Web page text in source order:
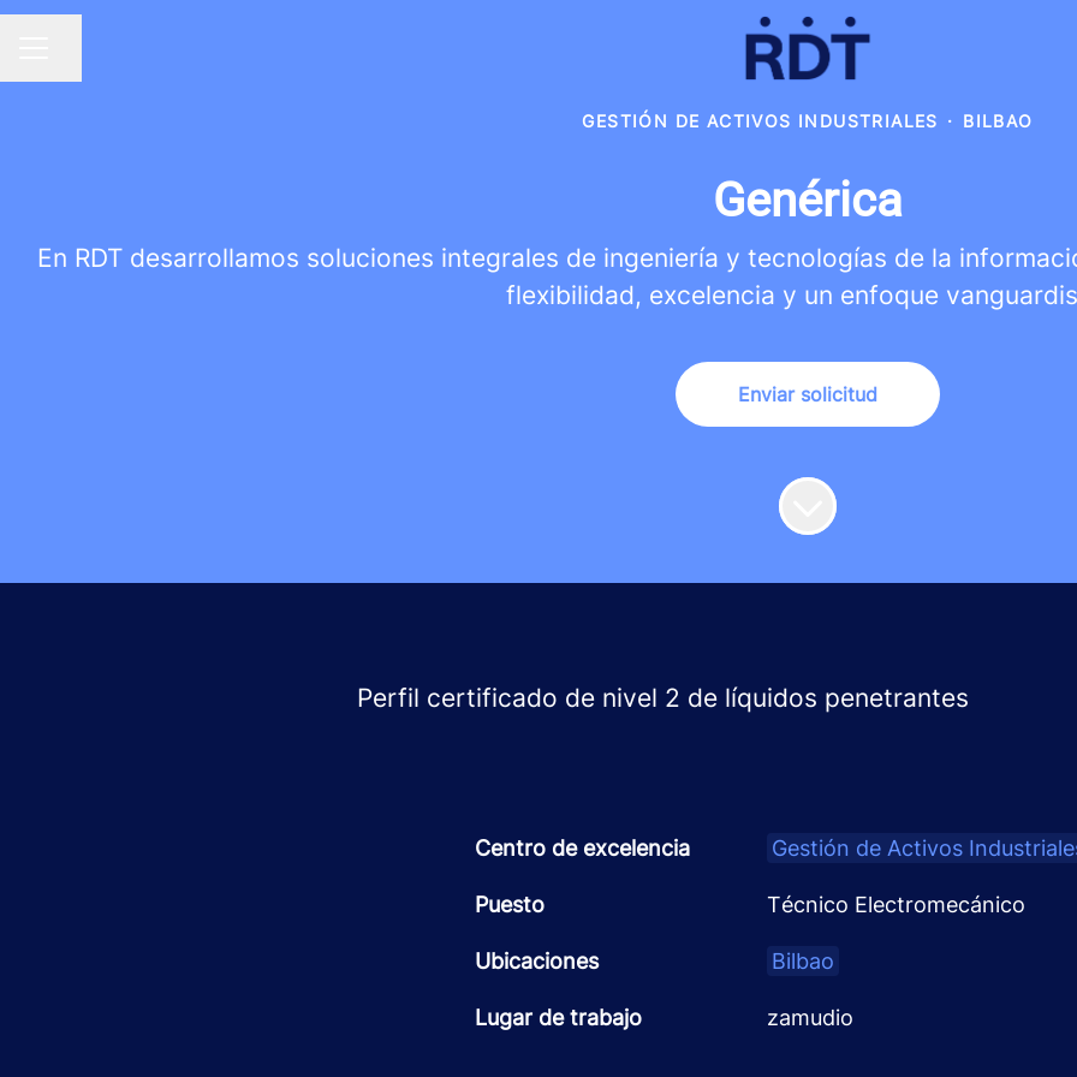
GESTIÓN DE ACTIVOS INDUSTRIALES · BILBAO
Genérica
En RDT desarrollamos soluciones integrales de ingeniería y tecnologías de la
flexibilidad, excelencia y un enfoque
Enviar solicitud
Perfil certificado de nivel 2 de líquidos penetrantes
Centro de excelencia Gestión de Activos
Puesto Técnico Electromecánico
Ubicaciones Bilbao
Lugar de trabajo zamudio